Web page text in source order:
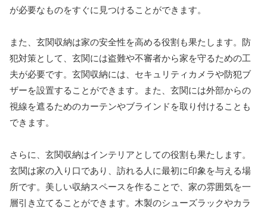
が必要なものをすぐに見つけることができます。
また、玄関収納は家の安全性を高める役割も果たします。防
犯対策として、玄関には盗難や不審者から家を守るための工
夫が必要です。玄関収納には、セキュリティカメラや防犯ブ
ザーを設置することができます。また、玄関には外部からの
視線を遮るためのカーテンやブラインドを取り付けることも
できます。
さらに、玄関収納はインテリアとしての役割も果たします。
玄関は家の入り口であり、訪れる人に最初に印象を与える場
所です。美しい収納スペースを作ることで、家の雰囲気を一
層引き立てることができます。木製のシューズラックやカラ